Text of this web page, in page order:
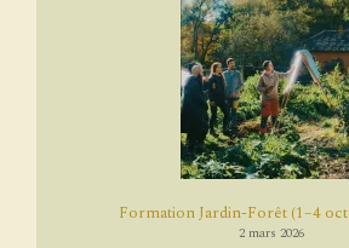
Formation Jardin-Forêt (1–4
2 mars 2026